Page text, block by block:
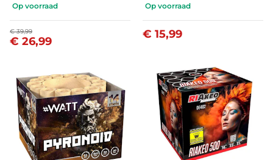
Op voorraad
€ 26,99
€ 39,99
Op voorraad
€ 15,99